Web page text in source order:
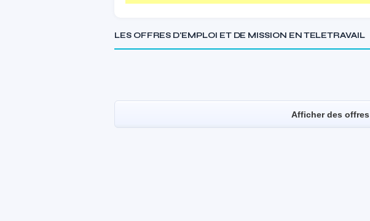
LES OFFRES D'EMPLOI ET DE MISSION EN TELETRAVAIL
Afficher des offres